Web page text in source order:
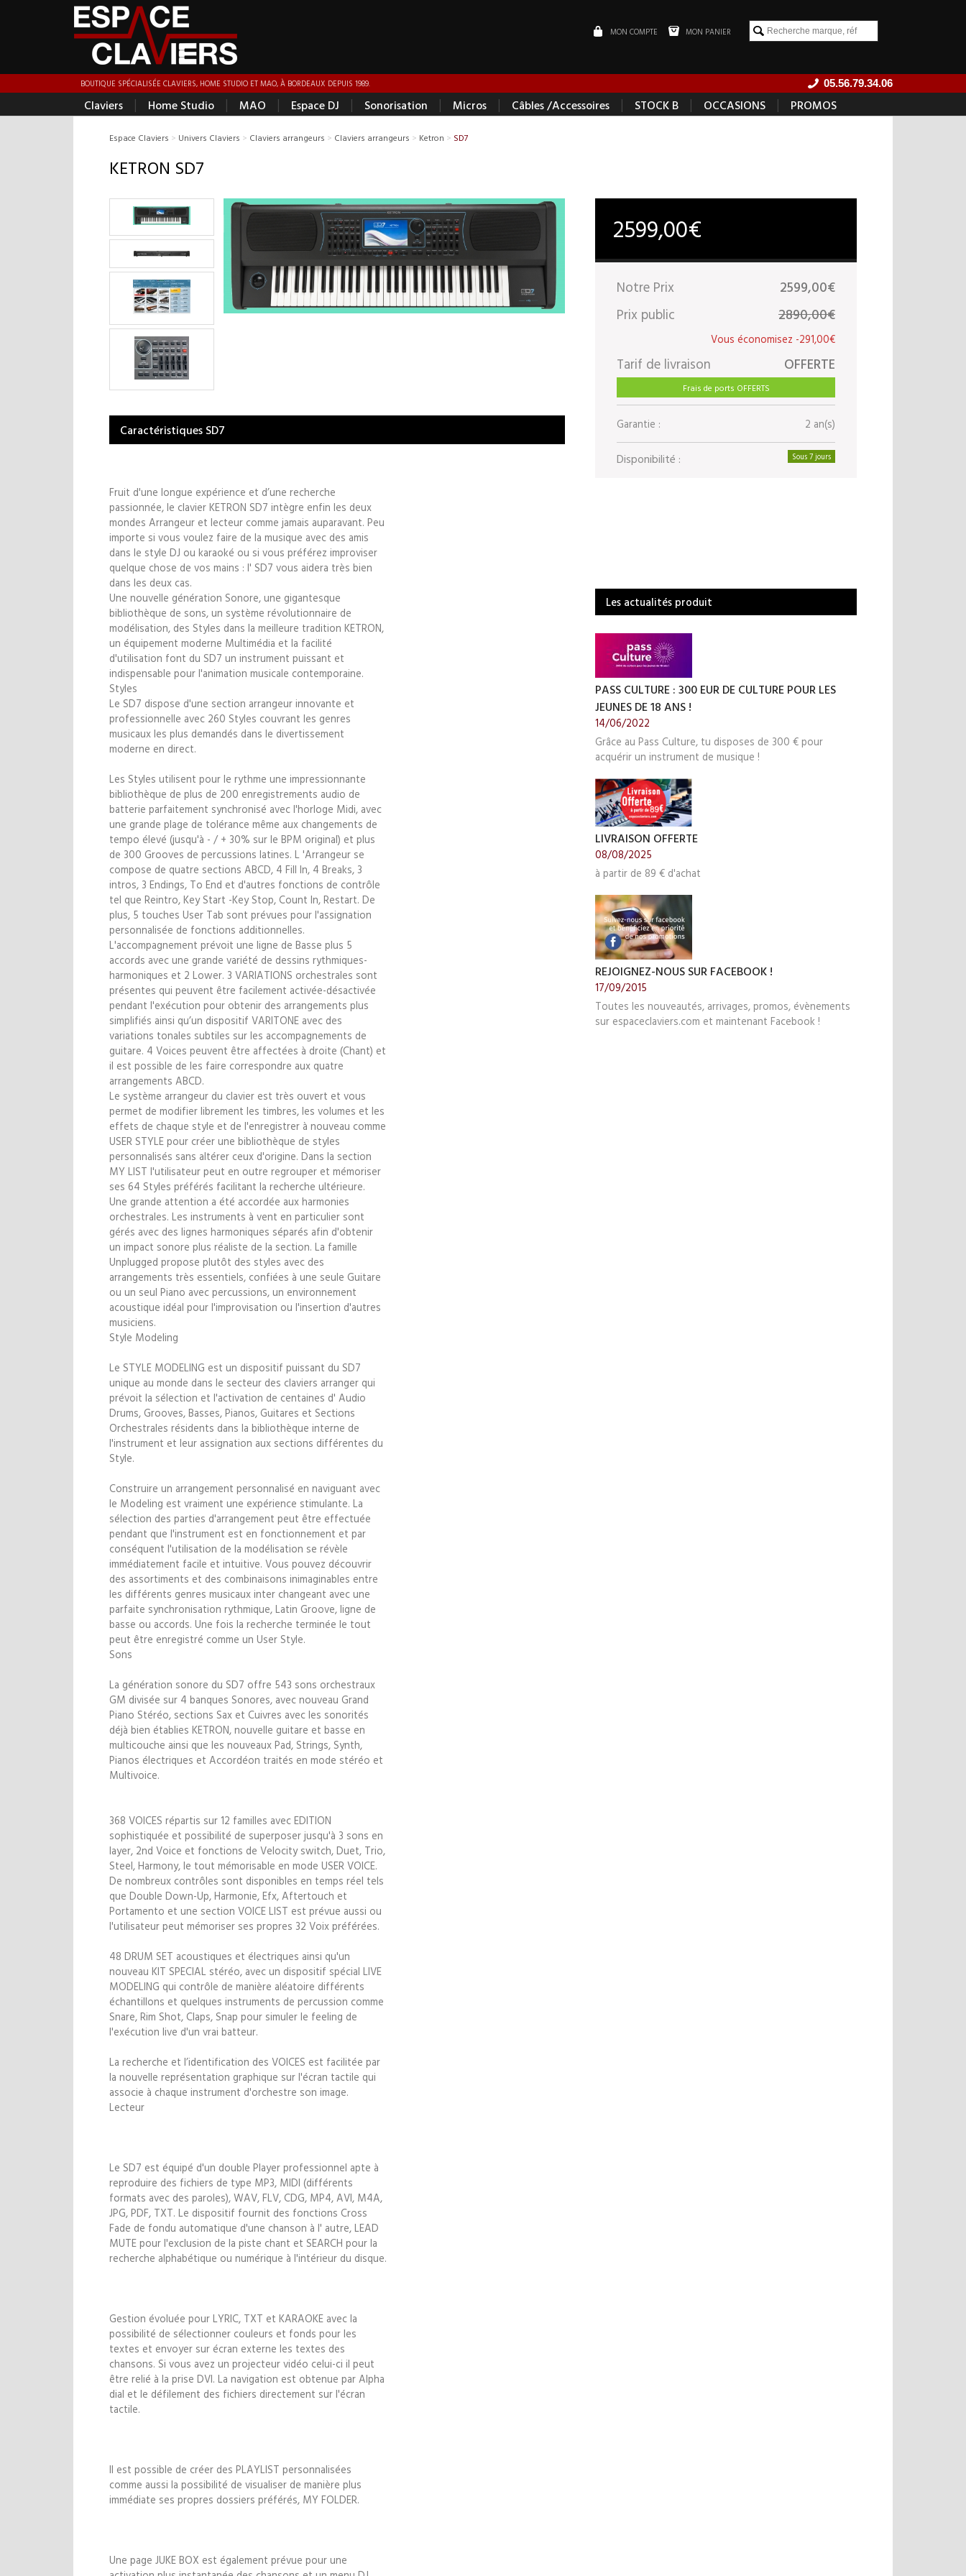
MON PANIER
MON COMPTE
05.56.79.34.06
BOUTIQUE SPÉCIALISÉE CLAVIERS, HOME STUDIO ET MAO, À BORDEAUX DEPUIS 1989.
Claviers | Home Studio | MAO | Espace DJ | Sonorisation | Micros | Câbles /Accessoires | STOCK B | OCCASIONS | PROMOS
Espace Claviers > Univers Claviers > Claviers arrangeurs > Claviers arrangeurs > Ketron > SD7
KETRON SD7
2599,00€
Notre Prix
2599,00€
Prix public
2890,00€
-291,00€
Tarif de livraison OFFERTE
Frais de ports OFFERTS
Garantie : 2 an(s)
Disponibilité : Sous 7 jours
Les actualités produit
PASS CULTURE : 300 EUR DE CULTURE POUR LES
JEUNES DE 18 ANS !
14/06/2022
Grâce au Pass Culture, tu disposes de 300 € pour
acquérir un instrument de musique !
LIVRAISON OFFERTE
08/08/2025
à partir de 89 € d'achat
REJOIGNEZ-NOUS SUR FACEBOOK !
17/09/2015
Toutes les nouveautés, arrivages, promos, évènements
sur espaceclaviers.com et maintenant Facebook !
Caractéristiques SD7
Fruit d'une longue expérience et d’une recherche
passionnée, le clavier KETRON SD7 intègre enfin les deux
mondes Arrangeur et lecteur comme jamais auparavant. Peu
importe si vous voulez faire de la musique avec des amis
dans le style DJ ou karaoké ou si vous préférez improviser
quelque chose de vos mains : l' SD7 vous aidera très bien
dans les deux cas.
Une nouvelle génération Sonore, une gigantesque
bibliothèque de sons, un système révolutionnaire de
modélisation, des Styles dans la meilleure tradition KETRON,
un équipement moderne Multimédia et la facilité
d'utilisation font du SD7 un instrument puissant et
indispensable pour l'animation musicale contemporaine.
Styles
Le SD7 dispose d'une section arrangeur innovante et
professionnelle avec 260 Styles couvrant les genres
musicaux les plus demandés dans le divertissement
moderne en direct.
Les Styles utilisent pour le rythme une impressionnante
bibliothèque de plus de 200 enregistrements audio de
batterie parfaitement synchronisé avec l'horloge Midi, avec
une grande plage de tolérance même aux changements de
tempo élevé (jusqu'à - / + 30% sur le BPM original) et plus
de 300 Grooves de percussions latines. L 'Arrangeur se
compose de quatre sections ABCD, 4 Fill In, 4 Breaks, 3
intros, 3 Endings, To End et d'autres fonctions de contrôle
tel que Reintro, Key Start -Key Stop, Count In, Restart. De
plus, 5 touches User Tab sont prévues pour l'assignation
personnalisée de fonctions additionnelles.
L'accompagnement prévoit une ligne de Basse plus 5
accords avec une grande variété de dessins rythmiques-
harmoniques et 2 Lower. 3 VARIATIONS orchestrales sont
présentes qui peuvent être facilement activée-désactivée
pendant l'exécution pour obtenir des arrangements plus
simplifiés ainsi qu’un dispositif VARITONE avec des
variations tonales subtiles sur les accompagnements de
guitare. 4 Voices peuvent être affectées à droite (Chant) et
il est possible de les faire correspondre aux quatre
arrangements ABCD.
Le système arrangeur du clavier est très ouvert et vous
permet de modifier librement les timbres, les volumes et les
effets de chaque style et de l'enregistrer à nouveau comme
USER STYLE pour créer une bibliothèque de styles
personnalisés sans altérer ceux d'origine. Dans la section
MY LIST l'utilisateur peut en outre regrouper et mémoriser
ses 64 Styles préférés facilitant la recherche ultérieure.
Une grande attention a été accordée aux harmonies
orchestrales. Les instruments à vent en particulier sont
gérés avec des lignes harmoniques séparés afin d'obtenir
un impact sonore plus réaliste de la section. La famille
Unplugged propose plutôt des styles avec des
arrangements très essentiels, confiées à une seule Guitare
ou un seul Piano avec percussions, un environnement
acoustique idéal pour l'improvisation ou l'insertion d'autres
musiciens.
Style Modeling
Le STYLE MODELING est un dispositif puissant du SD7
unique au monde dans le secteur des claviers arranger qui
prévoit la sélection et l'activation de centaines d' Audio
Drums, Grooves, Basses, Pianos, Guitares et Sections
Orchestrales résidents dans la bibliothèque interne de
l'instrument et leur assignation aux sections différentes du
Style.
Construire un arrangement personnalisé en naviguant avec
le Modeling est vraiment une expérience stimulante. La
sélection des parties d'arrangement peut être effectuée
pendant que l'instrument est en fonctionnement et par
conséquent l'utilisation de la modélisation se révèle
immédiatement facile et intuitive. Vous pouvez découvrir
des assortiments et des combinaisons inimaginables entre
les différents genres musicaux inter changeant avec une
parfaite synchronisation rythmique, Latin Groove, ligne de
basse ou accords. Une fois la recherche terminée le tout
peut être enregistré comme un User Style.
Sons
La génération sonore du SD7 offre 543 sons orchestraux
GM divisée sur 4 banques Sonores, avec nouveau Grand
Piano Stéréo, sections Sax et Cuivres avec les sonorités
déjà bien établies KETRON, nouvelle guitare et basse en
multicouche ainsi que les nouveaux Pad, Strings, Synth,
Pianos électriques et Accordéon traités en mode stéréo et
Multivoice.
368 VOICES répartis sur 12 familles avec EDITION
sophistiquée et possibilité de superposer jusqu'à 3 sons en
layer, 2nd Voice et fonctions de Velocity switch, Duet, Trio,
Steel, Harmony, le tout mémorisable en mode USER VOICE.
De nombreux contrôles sont disponibles en temps réel tels
que Double Down-Up, Harmonie, Efx, Aftertouch et
Portamento et une section VOICE LIST est prévue aussi ou
l'utilisateur peut mémoriser ses propres 32 Voix préférées.
48 DRUM SET acoustiques et électriques ainsi qu'un
nouveau KIT SPECIAL stéréo, avec un dispositif spécial LIVE
MODELING qui contrôle de manière aléatoire différents
échantillons et quelques instruments de percussion comme
Snare, Rim Shot, Claps, Snap pour simuler le feeling de
l'exécution live d'un vrai batteur.
La recherche et l’identification des VOICES est facilitée par
la nouvelle représentation graphique sur l'écran tactile qui
associe à chaque instrument d'orchestre son image.
Lecteur
Le SD7 est équipé d'un double Player professionnel apte à
reproduire des fichiers de type MP3, MIDI (différents
formats avec des paroles), WAV, FLV, CDG, MP4, AVI, M4A,
JPG, PDF, TXT. Le dispositif fournit des fonctions Cross
Fade de fondu automatique d'une chanson à l' autre, LEAD
MUTE pour l'exclusion de la piste chant et SEARCH pour la
recherche alphabétique ou numérique à l'intérieur du disque.
Gestion évoluée pour LYRIC, TXT et KARAOKE avec la
possibilité de sélectionner couleurs et fonds pour les
textes et envoyer sur écran externe les textes des
chansons. Si vous avez un projecteur vidéo celui-ci il peut
être relié à la prise DVI. La navigation est obtenue par Alpha
dial et le défilement des fichiers directement sur l'écran
tactile.
Il est possible de créer des PLAYLIST personnalisées
comme aussi la possibilité de visualiser de manière plus
immédiate ses propres dossiers préférés, MY FOLDER.
Une page JUKE BOX est également prévue pour une